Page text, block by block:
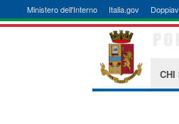
Ministero dell'Interno Italia.gov
CHI